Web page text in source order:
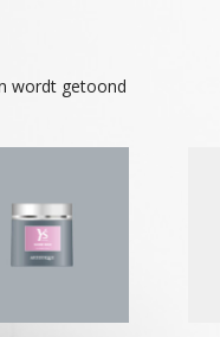
wordt getoond